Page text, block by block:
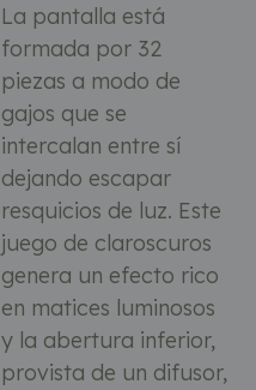
La pantalla está
formada por 32
piezas a modo de
gajos que se
intercalan entre sí
dejando escapar
resquicios de luz. Este
juego de claroscuros
genera un efecto rico
en matices luminosos
y la abertura inferior,
provista de un difusor,